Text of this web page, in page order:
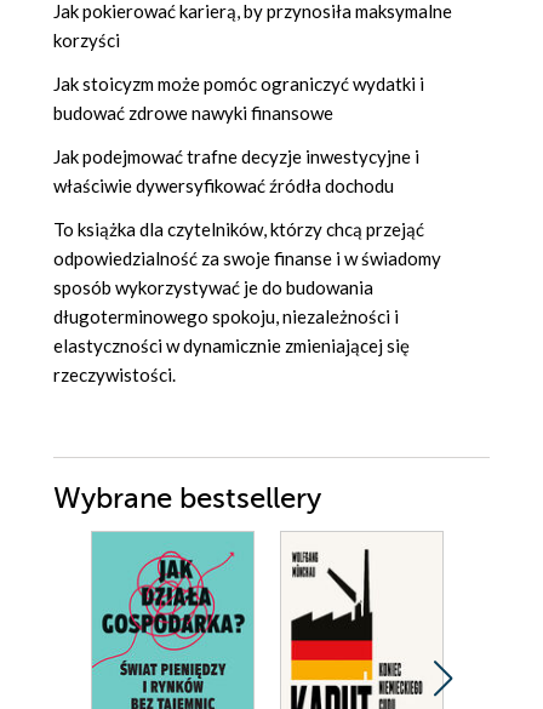
Jak pokierować karierą, by przynosiła maksymalne
korzyści
Jak stoicyzm może pomóc ograniczyć wydatki i
budować zdrowe nawyki finansowe
Jak podejmować trafne decyzje inwestycyjne i
właściwie dywersyfikować źródła dochodu
To książka dla czytelników, którzy chcą przejąć
odpowiedzialność za swoje finanse i w świadomy
sposób wykorzystywać je do budowania
długoterminowego spokoju, niezależności i
elastyczności w dynamicznie zmieniającej się
rzeczywistości.
Wybrane bestsellery